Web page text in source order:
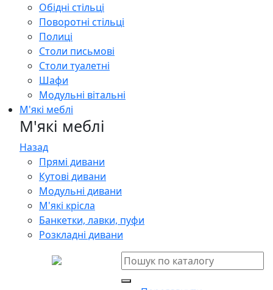
Обідні стільці
Поворотні стільці
Полиці
Столи письмові
Столи туалетні
Шафи
Модульні вітальні
М'які меблі
М'які меблі
Назад
Прямі дивани
Кутові дивани
Модульні дивани
М'які крісла
Банкетки, лавки, пуфи
Розкладні дивани